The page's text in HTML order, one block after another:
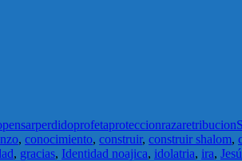
pensarperdidoprofetaproteccionrazaretribucion
, conocimiento, construir, construir shalom,
, gracias, Identidad noajica, idolatria, ira,